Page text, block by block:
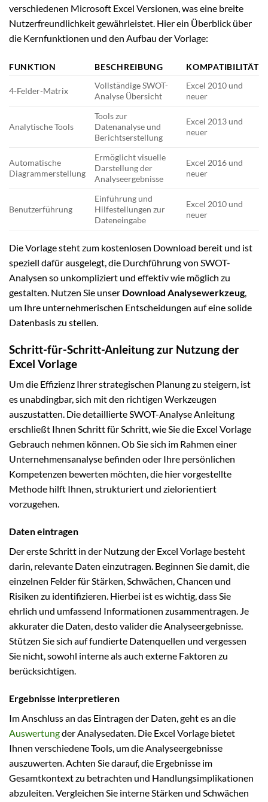
verschiedenen Microsoft Excel Versionen, was eine breite
Nutzerfreundlichkeit gewährleistet. Hier ein Überblick über
die Kernfunktionen und den Aufbau der Vorlage:
FUNKTION BESCHREIBUNG KOMPATIBILITÄT
4-Felder-Matrix
Vollständige SWOT-
Analyse Übersicht
Excel 2010 und
neuer
Analytische Tools
Tools zur
Datenanalyse und
Berichtserstellung
Excel 2013 und
neuer
Automatische
Diagrammerstellung
Ermöglicht visuelle
Darstellung der
Analyseergebnisse
Excel 2016 und
neuer
Benutzerführung
Einführung und
Hilfestellungen zur
Dateneingabe
Excel 2010 und
neuer
Die Vorlage steht zum kostenlosen Download bereit und ist
speziell dafür ausgelegt, die Durchführung von SWOT-
Analysen so unkompliziert und effektiv wie möglich zu
gestalten. Nutzen Sie unser Download Analysewerkzeug,
um Ihre unternehmerischen Entscheidungen auf eine solide
Datenbasis zu stellen.
Schritt-für-Schritt-Anleitung zur Nutzung der
Excel Vorlage
Um die Effizienz Ihrer strategischen Planung zu steigern, ist
es unabdingbar, sich mit den richtigen Werkzeugen
auszustatten. Die detaillierte SWOT-Analyse Anleitung
erschließt Ihnen Schritt für Schritt, wie Sie die Excel Vorlage
Gebrauch nehmen können. Ob Sie sich im Rahmen einer
Unternehmensanalyse befinden oder Ihre persönlichen
Kompetenzen bewerten möchten, die hier vorgestellte
Methode hilft Ihnen, strukturiert und zielorientiert
vorzugehen.
Daten eintragen
Der erste Schritt in der Nutzung der Excel Vorlage besteht
darin, relevante Daten einzutragen. Beginnen Sie damit, die
einzelnen Felder für Stärken, Schwächen, Chancen und
Risiken zu identifizieren. Hierbei ist es wichtig, dass Sie
ehrlich und umfassend Informationen zusammentragen. Je
akkurater die Daten, desto valider die Analyseergebnisse.
Stützen Sie sich auf fundierte Datenquellen und vergessen
Sie nicht, sowohl interne als auch externe Faktoren zu
berücksichtigen.
Ergebnisse interpretieren
Im Anschluss an das Eintragen der Daten, geht es an die
Auswertungder Analysedaten. Die Excel Vorlage bietet
Ihnen verschiedene Tools, um die Analyseergebnisse
auszuwerten. Achten Sie darauf, die Ergebnisse im
Gesamtkontext zu betrachten und Handlungsimplikationen
abzuleiten. Vergleichen Sie interne Stärken und Schwächen